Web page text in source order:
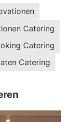
Catering
Catering
Catering